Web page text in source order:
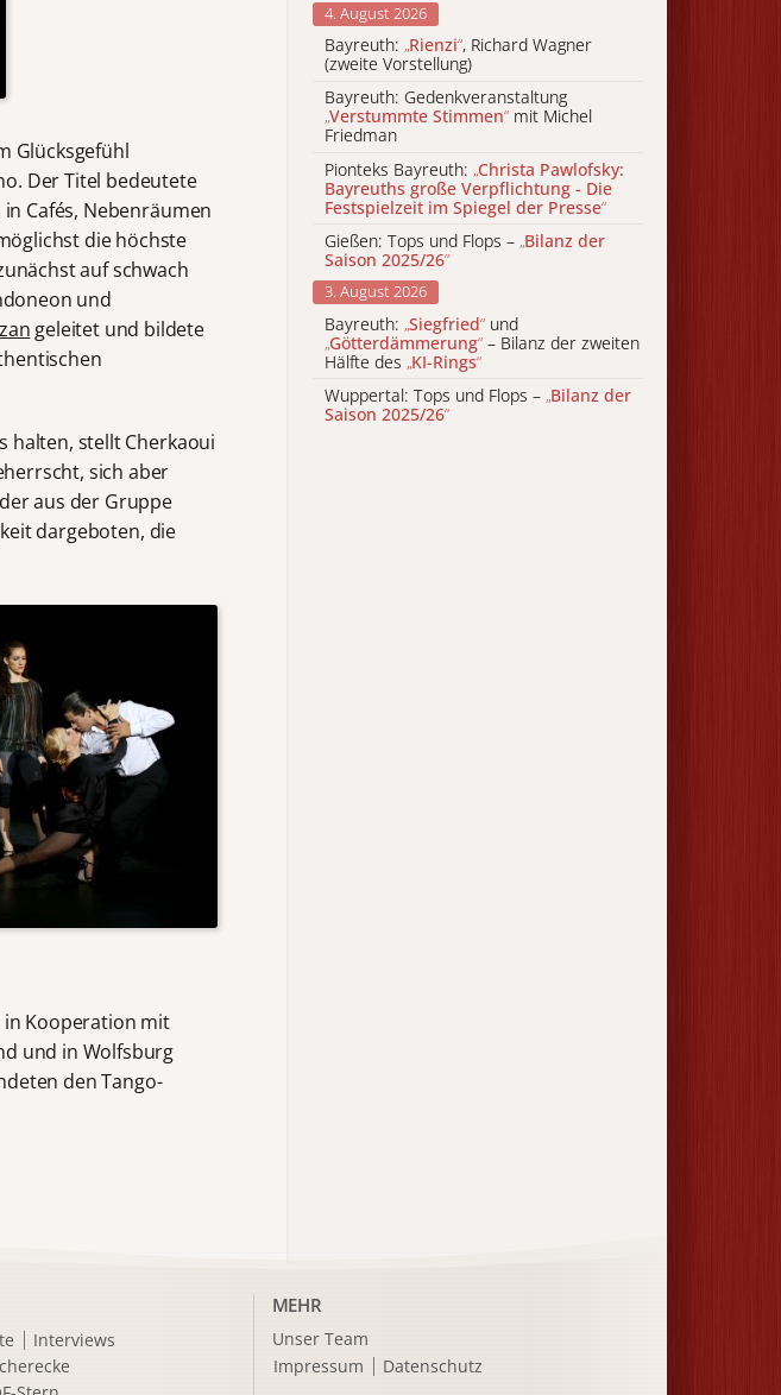
Glücksgefühl
Der Titel bedeutete
Cafés, Nebenräumen
die höchste
auf schwach
und
geleitet und bildete
halten, stellt Cherkaoui
sich aber
aus der Gruppe
dargeboten, die
in Kooperation mit
und in Wolfsburg
den Tango-
4. August 2026
Bayreuth: „Rienzi“, Richard Wagner
(zweite Vorstellung)
Bayreuth: Gedenkveranstaltung
„Verstummte Stimmen“ mit Michel
Friedman
Pionteks Bayreuth: „Christa Pawlofsky:
Bayreuths große Verpflichtung - Die
Festspielzeit im Spiegel der Presse“
Gießen: Tops und Flops – „Bilanz der
Saison 2025/26“
3. August 2026
Bayreuth: „Siegfried“ und
„Götterdämmerung“ – Bilanz der zweiten
Hälfte des „KI-Rings“
Wuppertal: Tops und Flops – „Bilanz der
Saison 2025/26“
Interviews
MEHR
Unser Team
Impressum
Datenschutz